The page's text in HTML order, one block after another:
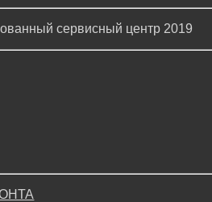
сервисный центр 2019